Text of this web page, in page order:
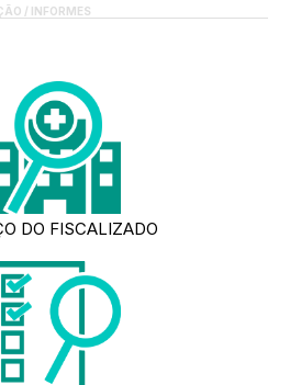
/ INFORMES
DO FISCALIZADO